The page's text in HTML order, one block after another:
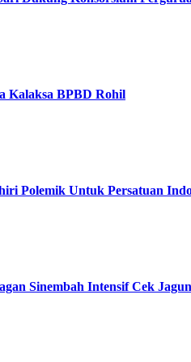
Kalaksa BPBD Rohil
Polemik Untuk Persatuan
Sinembah Intensif Cek